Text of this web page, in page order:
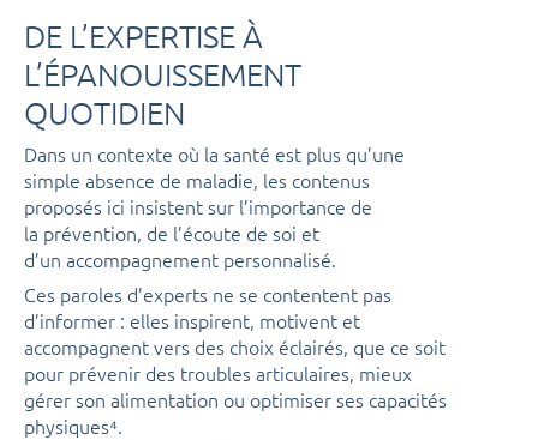
DE L’EXPERTISE À
L’ÉPANOUISSEMENT
QUOTIDIEN
Dans un contexte où la santé est plus qu’une
simple absence de maladie, les contenus
proposés ici insistent sur l’importance de
la prévention, de l’écoute de soi et
d’un accompagnement personnalisé.
Ces paroles d’experts ne se contentent pas
d’informer : elles inspirent, motivent et
accompagnent vers des choix éclairés, que ce soit
pour prévenir des troubles articulaires, mieux
gérer son alimentation ou optimiser ses capacités
physiques⁴.